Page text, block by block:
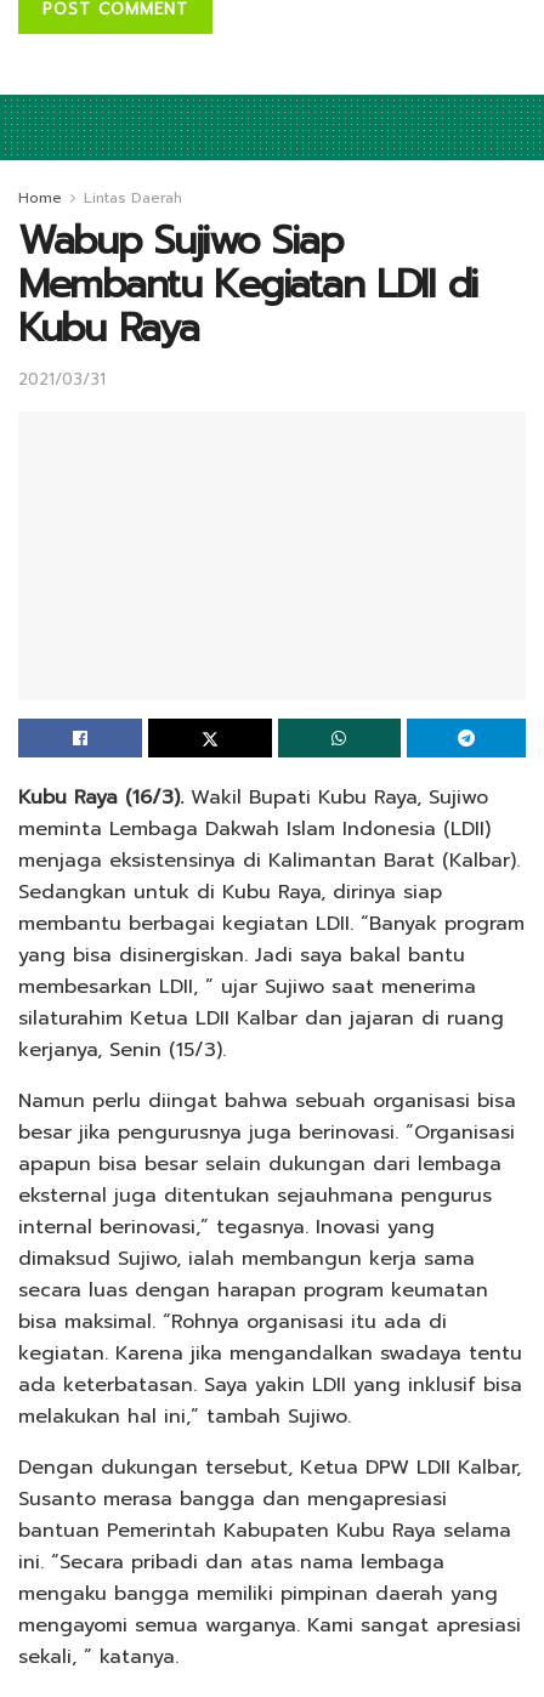
Home Lintas Daerah
Wabup Sujiwo Siap
Membantu Kegiatan LDII di
Kubu Raya
2021/03/31
Kubu Raya (16/3).Wakil Bupati Kubu Raya, Sujiwo
meminta Lembaga Dakwah Islam Indonesia (LDII)
menjaga eksistensinya di Kalimantan Barat (Kalbar).
Sedangkan untuk di Kubu Raya, dirinya siap
membantu berbagai kegiatan LDII. “Banyak program
yang bisa disinergiskan. Jadi saya bakal bantu
membesarkan LDII, ” ujar Sujiwo saat menerima
silaturahim Ketua LDII Kalbar dan jajaran di ruang
kerjanya, Senin (15/3).
Namun perlu diingat bahwa sebuah organisasi bisa
besar jika pengurusnya juga berinovasi. “Organisasi
apapun bisa besar selain dukungan dari lembaga
eksternal juga ditentukan sejauhmana pengurus
internal berinovasi,” tegasnya. Inovasi yang
dimaksud Sujiwo, ialah membangun kerja sama
secara luas dengan harapan program keumatan
bisa maksimal. “Rohnya organisasi itu ada di
kegiatan. Karena jika mengandalkan swadaya tentu
ada keterbatasan. Saya yakin LDII yang inklusif bisa
melakukan hal ini,” tambah Sujiwo.
Dengan dukungan tersebut, Ketua DPW LDII Kalbar,
Susanto merasa bangga dan mengapresiasi
bantuan Pemerintah Kabupaten Kubu Raya selama
ini. “Secara pribadi dan atas nama lembaga
mengaku bangga memiliki pimpinan daerah yang
mengayomi semua warganya. Kami sangat apresiasi
sekali, ” katanya.